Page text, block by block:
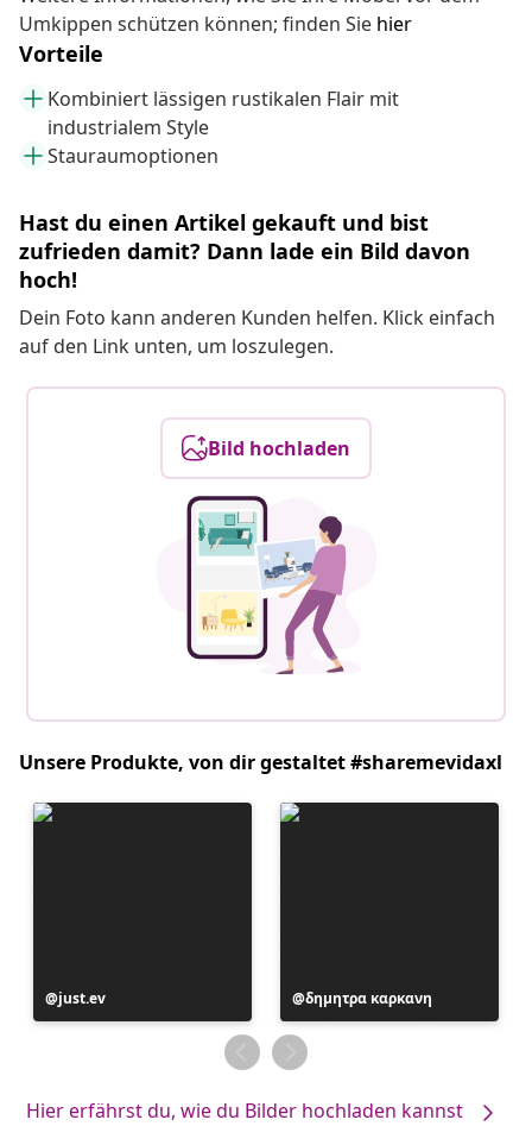
Umkippen schützen können; finden Sie hier
Vorteile
Kombiniert lässigen rustikalen Flair mit
industrialem Style
Stauraumoptionen
Hast du einen Artikel gekauft und bist
zufrieden damit? Dann lade ein Bild davon
hoch!
Dein Foto kann anderen Kunden helfen. Klick einfach
auf den Link unten, um loszulegen.
Bild hochladen
Unsere Produkte, von dir gestaltet #sharemevidaxl
Beitrag
veröffentlicht
just.ev
Beitrag
veröffentlicht
von
δημητρα καρκανη
Hier erfährst du, wie du Bilder hochladen kannst